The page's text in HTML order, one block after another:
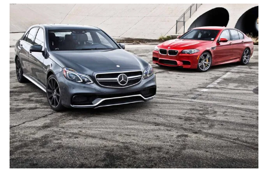
Góc doanh nghiệp
Phim VTV
Hậu trường
Nhân vật
Khán giả
Giải sao mai
Giải trí
Điện ảnh
Âm nhạc
Sao
Đời sống
Du lịch
Làm đẹp
Chất lượng cuộc sống
Giáo dục
Tuyển sinh
Học trực tuyến
Công nghệ
Hitech Công nghệ tương lai